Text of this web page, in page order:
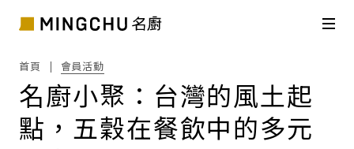
首頁 會員活動
名廚小聚：台灣的風土起
點，五穀在餐飲中的多元